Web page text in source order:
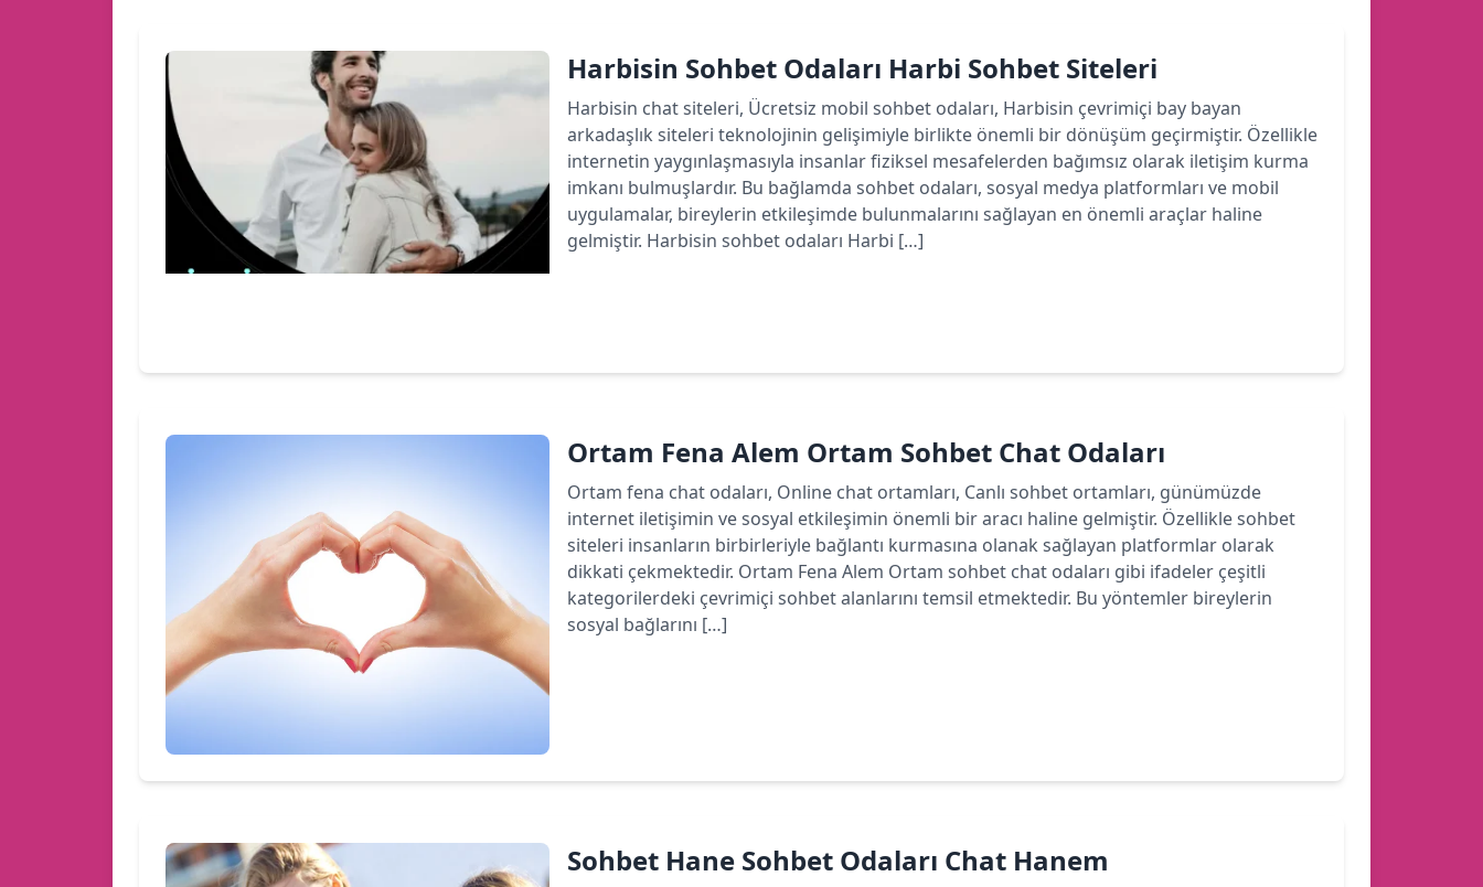
Harbisin Sohbet Odaları Harbi Sohbet Siteleri
Harbisin chat siteleri, Ücretsiz mobil sohbet odaları, Harbisin çevrimiçi bay bayan
arkadaşlık siteleri teknolojinin gelişimiyle birlikte önemli bir dönüşüm geçirmiştir. Özellikle
internetin yaygınlaşmasıyla insanlar fiziksel mesafelerden bağımsız olarak iletişim kurma
imkanı bulmuşlardır. Bu bağlamda sohbet odaları, sosyal medya platformları ve mobil
uygulamalar, bireylerin etkileşimde bulunmalarını sağlayan en önemli araçlar haline
gelmiştir. Harbisin sohbet odaları Harbi […]
Ortam Fena Alem Ortam Sohbet Chat Odaları
Ortam fena chat odaları, Online chat ortamları, Canlı sohbet ortamları, günümüzde
internet iletişimin ve sosyal etkileşimin önemli bir aracı haline gelmiştir. Özellikle sohbet
siteleri insanların birbirleriyle bağlantı kurmasına olanak sağlayan platformlar olarak
dikkati çekmektedir. Ortam Fena Alem Ortam sohbet chat odaları gibi ifadeler çeşitli
kategorilerdeki çevrimiçi sohbet alanlarını temsil etmektedir. Bu yöntemler bireylerin
sosyal bağlarını […]
Sohbet Hane Sohbet Odaları Chat Hanem